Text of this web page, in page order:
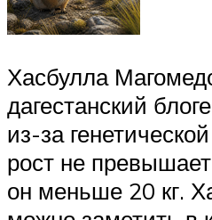
Хасбулла
дагестанский
из-за
рост не
он меньше 20 кг.